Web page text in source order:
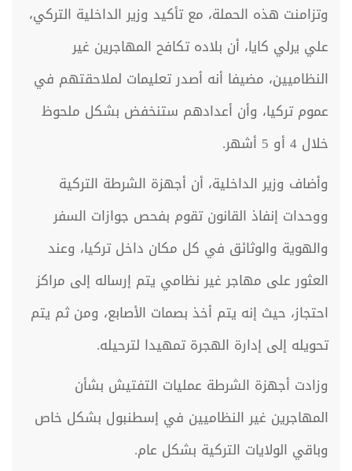
وتزامنت هذه الحملة، مع تأكيد وزير الداخلية التركي،
علي يرلي كايا، أن بلاده تكافح المهاجرين غير
النظاميين، مضيفا أنه أصدر تعليمات لملاحقتهم في
عموم تركيا، وأن أعدادهم ستنخفض بشكل ملحوظ
خلال 4 أو 5 أشهر.
وأضاف وزير الداخلية، أن أجهزة الشرطة التركية
ووحدات إنفاذ القانون تقوم بفحص جوازات السفر
والهوية والوثائق في كل مكان داخل تركيا، وعند
العثور على مهاجر غير نظامي يتم إرساله إلى مراكز
احتجاز، حيث إنه يتم أخذ بصمات الأصابع، ومن ثم يتم
تحويله إلى إدارة الهجرة تمهيدا لترحيله.
وزادت أجهزة الشرطة عمليات التفتيش بشأن
المهاجرين غير النظاميين في إسطنبول بشكل خاص
وباقي الولايات التركية بشكل عام.